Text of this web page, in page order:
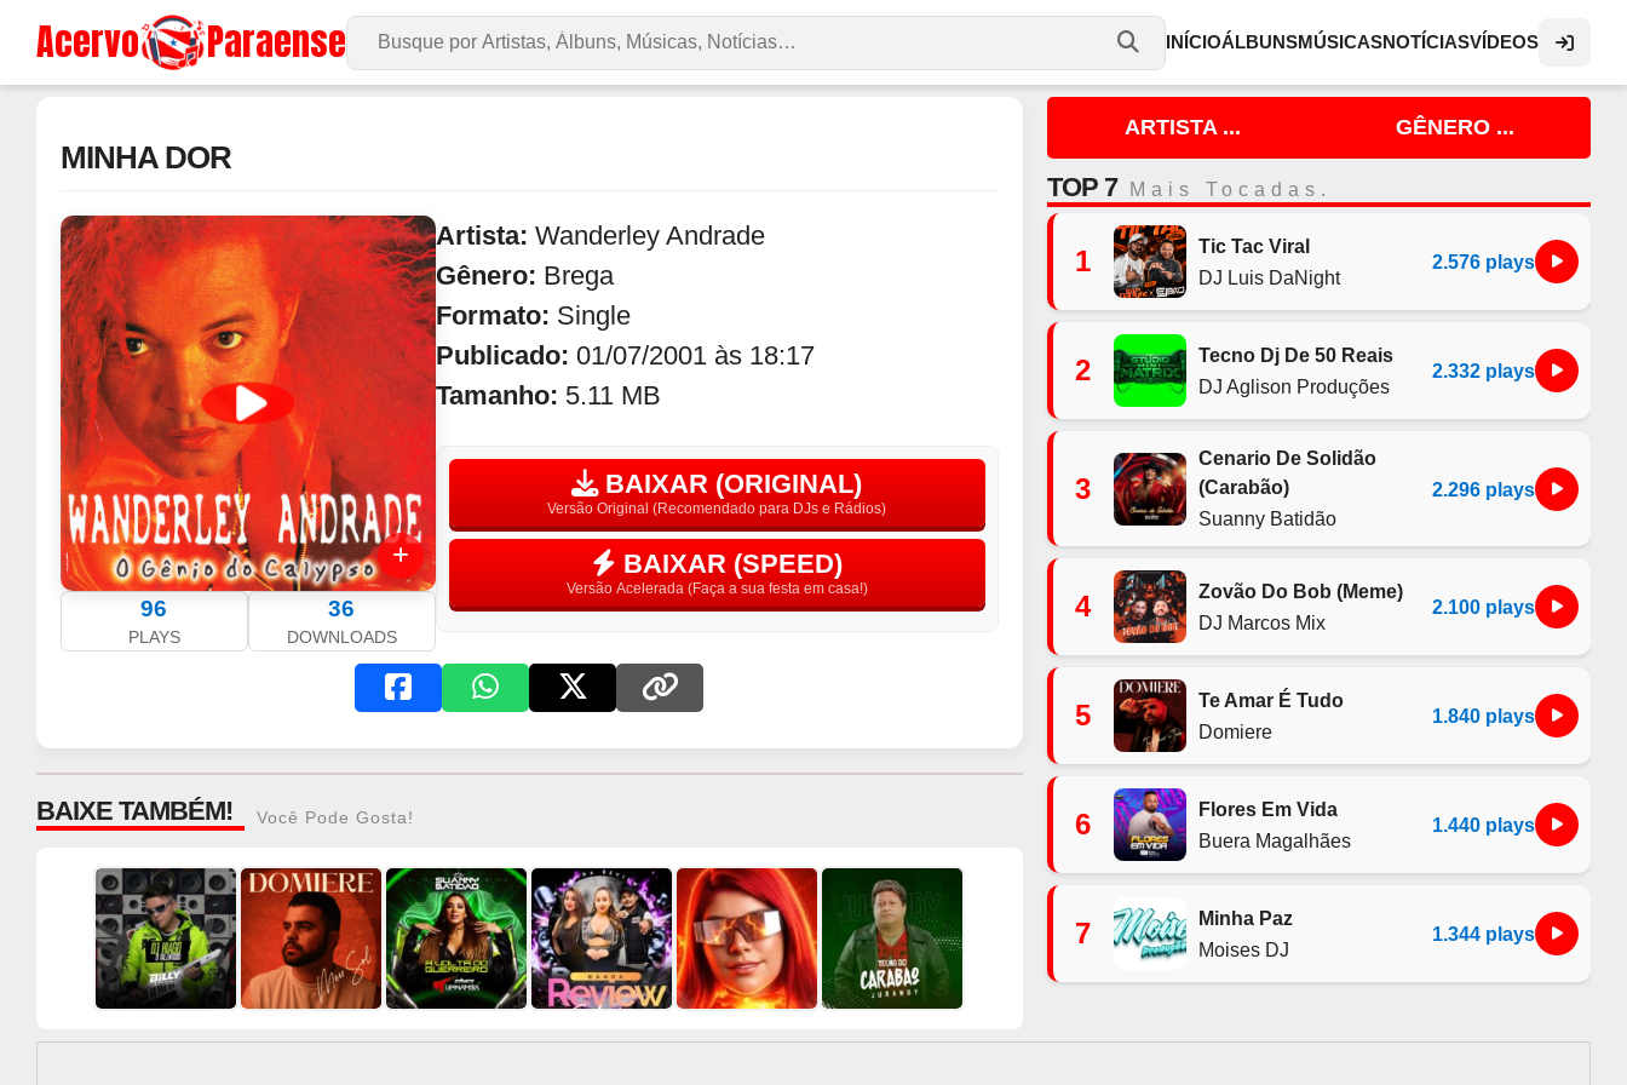
Acervo Paraense Buscar no Site
INÍCIOÁLBUNSMÚSICASNOTÍCIASVÍDEOS
MINHA DOR
96
PLAYS
36
DOWNLOADS
Artista: Wanderley Andrade
Gênero: Brega
Formato: Single
Publicado: 01/07/2001 às 18:17
Tamanho: 5.11 MB
BAIXAR (ORIGINAL)
Versão Original (Recomendado para DJs e Rádios)
BAIXAR (SPEED)
Versão Acelerada (Faça a sua festa em casa!)
BAIXE TAMBÉM! Você Pode Gosta!
ARTISTA ... GÊNERO ...
TOP 7 Mais Tocadas.
1
Tic Tac Viral
DJ Luis DaNight
2.576 plays
2
Tecno Dj De 50 Reais
DJ Aglison Produções
2.332 plays
3
Cenario De Solidão
(Carabão)
Suanny Batidão
2.296 plays
4
Zovão Do Bob (Meme)
DJ Marcos Mix
2.100 plays
5
Te Amar É Tudo
Domiere
1.840 plays
6
Flores Em Vida
Buera Magalhães
1.440 plays
7
Minha Paz
Moises DJ
1.344 plays